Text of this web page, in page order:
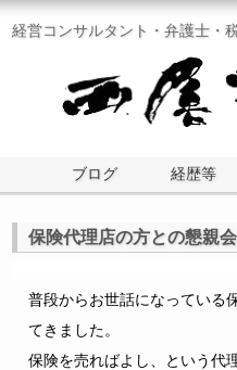
経営コンサルタント・弁護士・
ブログ 経歴等
保険代理店の方との懇親会
普段からお世話になっている
てきました。
保険を売ればよし、という代